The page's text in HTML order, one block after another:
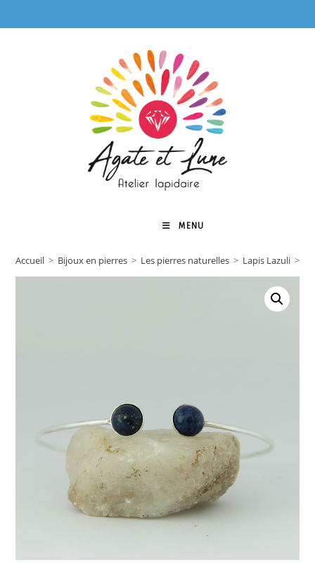
to
MENU
Accueil > Bijoux en pierres > Les pierres naturelles > Lapis Lazuli >